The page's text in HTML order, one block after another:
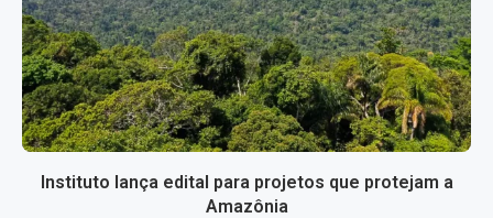
Instituto lança edital para projetos que protejam a
Amazônia